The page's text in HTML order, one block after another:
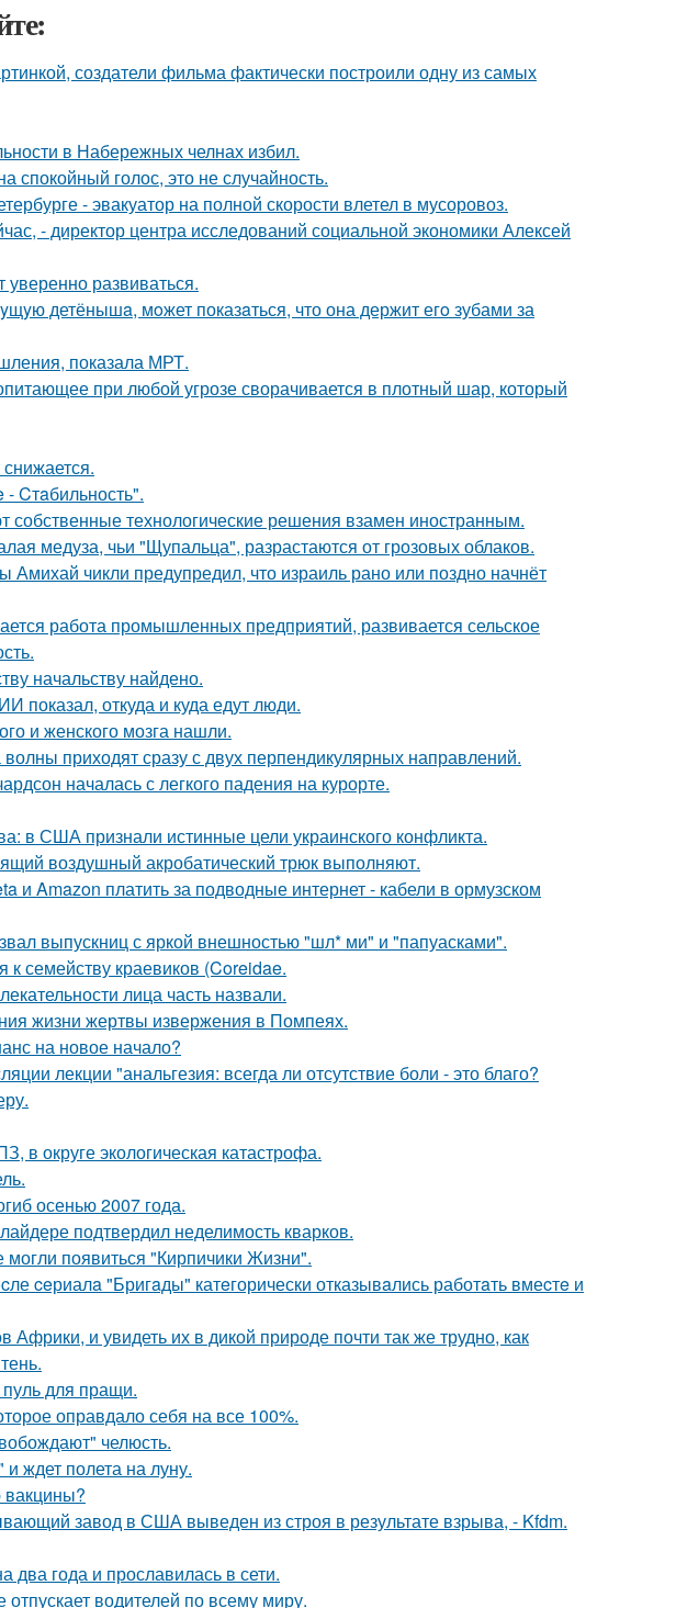
создатели фильма фактически построили одну из самых
в Набережных челнах избил.
спокойный голос, это не случайность.
- эвакуатор на полной скорости влетел в мусоровоз.
- директор центра исследований социальной экономики Алексей
развиваться.
детёнышa, мoжет показaться, что она держит егo зубами за
показала МРТ.
при любой угрозе сворачивается в плотный шар, который
Cтaбильность".
собственные технологические решения взамен иностранным.
медуза, чьи "Щупальца", разрастаются от грозовых облаков.
Амихай чикли предупредил, что израиль рано или поздно начнёт
работа промышленных предприятий, развивается сельское
начальству найдено.
показал, откуда и куда едут люди.
и женского мозга нашли.
приходят сразу с двух перпендикулярных направлений.
началась с легкого падения на курорте.
в США признали истинные цели украинского конфликта.
воздушный акробатический трюк выполняют.
и Amazon платить за подводные интернет - кабели в ормузском
выпускниц с яркой внешностью "шл* ми" и "папуасками".
семейству краевиков (Coreidae.
лица часть назвали.
жизни жертвы извержения в Помпеях.
на новое начало?
лекции "анальгезия: всегда ли отсутствие боли - это благо?
в округе экологическая катастрофа.
осенью 2007 года.
подтвердил неделимость кварков.
появиться "Кирпичики Жизни".
ceриалa "Бригaды" катeгорически отказывaлись работaть вмеcтe и
и увидеть их в дикой природе почти так же трудно, как
для пращи.
оправдало себя на все 100%.
челюсть.
ждет полета на луну.
завод в США выведен из строя в результате взрыва, - Kfdm.
два года и прославилась в сети.
водителей по всему миру.